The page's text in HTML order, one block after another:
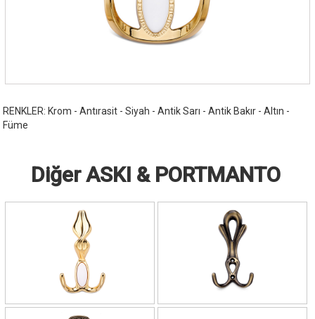
RENKLER: Krom - Antırasit - Siyah - Antik Sarı - Antik Bakır - Altın -
Füme
Diğer ASKI & PORTMANTO